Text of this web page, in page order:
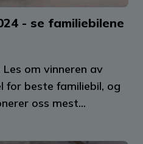
- se familiebilene
om vinneren av
for beste familiebil, og
oss mest...